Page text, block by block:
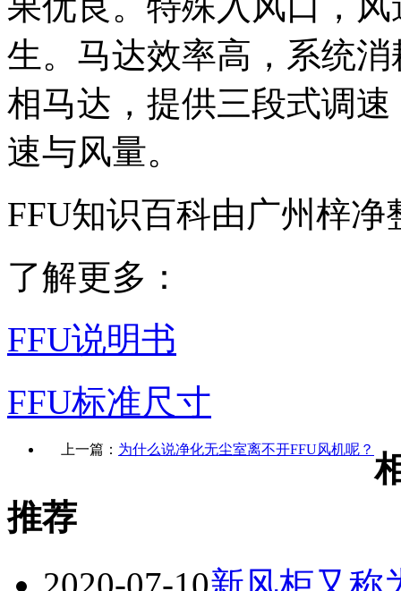
生。马达效率高，系统
相马达，提供三段式调
速与风量。
FFU知识百科由广州梓
了解更多：
FFU说明书
FFU标准尺寸
上一篇： 为什么说净化无尘室离不开FFU风机呢？
推荐